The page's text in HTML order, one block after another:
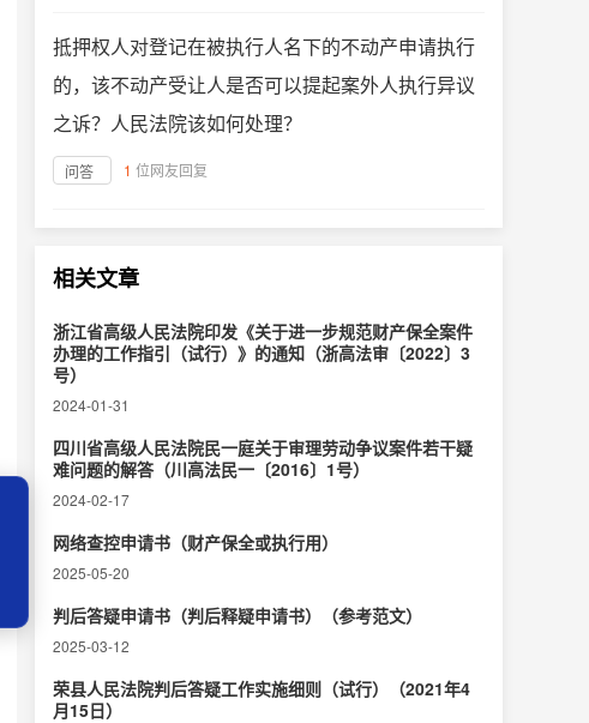
抵押权人对登记在被执行人名下的不动产申请执行
的，该不动产受让人是否可以提起案外人执行异议
之诉？人民法院该如何处理？
问答 1 位网友回复
相关文章
浙江省高级人民法院印发《关于进一步规范财产保全案件
办理的工作指引（试行）》的通知（浙高法审〔2022〕3
号）
2024-01-31
四川省高级人民法院民一庭关于审理劳动争议案件若干疑
难问题的解答（川高法民一〔2016〕1号）
2024-02-17
网络查控申请书（财产保全或执行用）
2025-05-20
判后答疑申请书（判后释疑申请书）（参考范文）
2025-03-12
荣县人民法院判后答疑工作实施细则（试行）（2021年4
月15日）